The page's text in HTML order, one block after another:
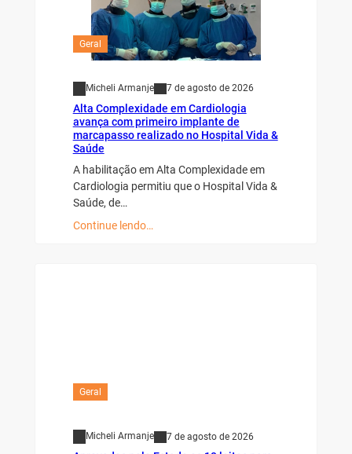
Geral
Micheli Armanje
Alta Complexidade em Cardiologia
avança com primeiro implante de
marcapasso realizado no Hospital Vida &
Saúde
Cardiologia permitiu que o Hospital Vida &
Saúde, de…
Geral
Micheli Armanje